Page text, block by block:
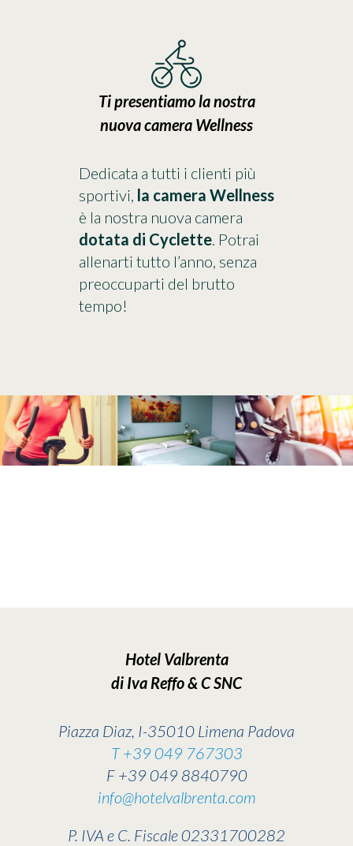
Ti presentiamo la nostra
nuova camera Wellness
Dedicata a tutti i clienti più
sportivi, la camera Wellness
è la nostra nuova camera
dotata di Cyclette . Potrai
allenarti tutto l’anno, senza
preoccuparti del brutto
tempo!
Hotel Valbrenta
di Iva Reffo & C SNC
Piazza Diaz, I-35010 Limena Padova
T +39 049 767303
F +39 049 8840790
info@hotelvalbrenta.com
P. IVA e C. Fiscale 02331700282